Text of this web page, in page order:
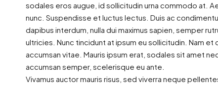
sodales eros augue, id sollicitudin urna commodo at.
nunc. Suspendisse et luctus lectus. Duis ac
dapibus interdum, nulla dui maximus sapien, semper
ultricies. Nunc tincidunt at ipsum eu sollicitudin. Nam
accumsan vitae. Mauris ipsum erat, sodales sit amet
accumsan semper, scelerisque eu ante.
Vivamus auctor mauris risus, sed viverra neque
1V1, Canada
Sherbrooke, Estrie, Quebec, J1E 1V1,
2 1
4 ½